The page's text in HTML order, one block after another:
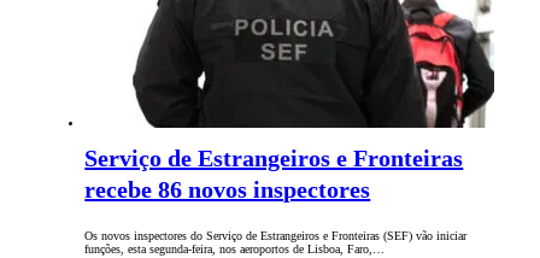
Serviço de Estrangeiros e Fronteiras
recebe 86 novos inspectores
Os novos inspectores do Serviço de Estrangeiros e Fronteiras (SEF) vão iniciar
funções, esta segunda-feira, nos aeroportos de Lisboa, Faro,…